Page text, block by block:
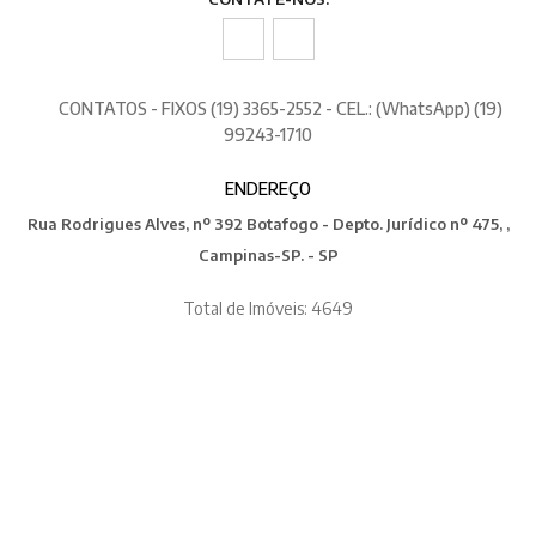
CONTATOS - FIXOS (19) 3365-2552 - CEL.: (WhatsApp) (19)
99243-1710
ENDEREÇO
Rua Rodrigues Alves, nº 392 Botafogo - Depto. Jurídico nº 475, ,
Campinas-SP. - SP
Total de Imóveis: 4649